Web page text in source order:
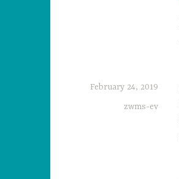
February 24, 2019
zwms-ev